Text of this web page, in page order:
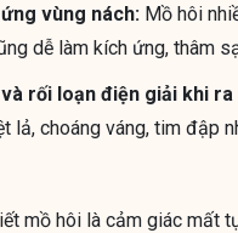
vùng nách: Mồ hôi
dễ làm kích ứng, thâm
rối loạn điện giải khi
lả, choáng váng, tim đập
mồ hôi là cảm giác mất